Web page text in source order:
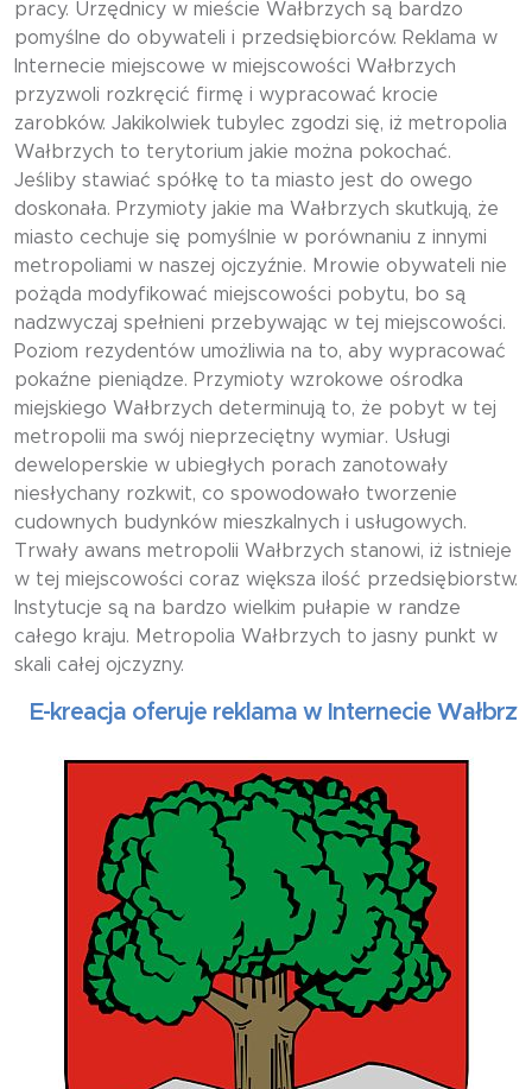
pracy. Urzędnicy w mieście Wałbrzych są bardzo
pomyślne do obywateli i przedsiębiorców. Reklama w
Internecie miejscowe w miejscowości Wałbrzych
przyzwoli rozkręcić firmę i wypracować krocie
zarobków. Jakikolwiek tubylec zgodzi się, iż metropolia
Wałbrzych to terytorium jakie można pokochać.
Jeśliby stawiać spółkę to ta miasto jest do owego
doskonała. Przymioty jakie ma Wałbrzych skutkują, że
miasto cechuje się pomyślnie w porównaniu z innymi
metropoliami w naszej ojczyźnie. Mrowie obywateli nie
pożąda modyfikować miejscowości pobytu, bo są
nadzwyczaj spełnieni przebywając w tej miejscowości.
Poziom rezydentów umożliwia na to, aby wypracować
pokaźne pieniądze. Przymioty wzrokowe ośrodka
miejskiego Wałbrzych determinują to, że pobyt w tej
metropolii ma swój nieprzeciętny wymiar. Usługi
deweloperskie w ubiegłych porach zanotowały
niesłychany rozkwit, co spowodowało tworzenie
cudownych budynków mieszkalnych i usługowych.
Trwały awans metropolii Wałbrzych stanowi, iż istnieje
w tej miejscowości coraz większa ilość przedsiębiorstw.
Instytucje są na bardzo wielkim pułapie w randze
całego kraju. Metropolia Wałbrzych to jasny punkt w
skali całej ojczyzny.
oferuje reklama w Internecie Wałbrzych